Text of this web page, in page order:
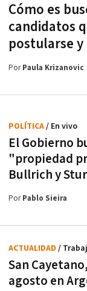
Cómo es
candidatos
postularse
PorPaula Krizanovic
El Gobierno
"propiedad
Bullrich y
POLÍTICA/ En vivo
PorPablo Sieira
San
agosto en
ACTUALIDAD /